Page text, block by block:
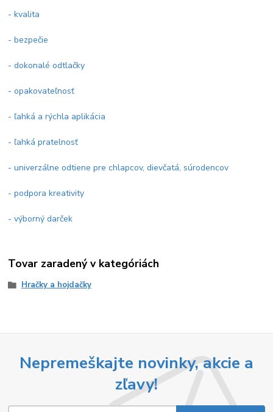
- kvalita
- bezpečie
- dokonalé odtlačky
- opakovateľnosť
- ľahká a rýchla aplikácia
- ľahká pratelnosť
- univerzálne odtiene pre chlapcov, dievčatá, súrodencov
- podpora kreativity
- výborný darček
Tovar zaradený v kategóriách
Hračky a hojdačky
Nepremeškajte novinky, akcie a
zľavy!